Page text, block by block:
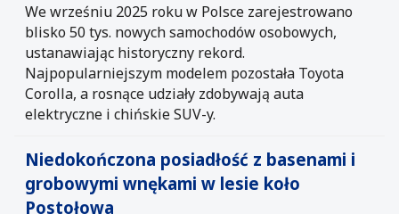
We wrześniu 2025 roku w Polsce zarejestrowano
blisko 50 tys. nowych samochodów osobowych,
ustanawiając historyczny rekord.
Najpopularniejszym modelem pozostała Toyota
Corolla, a rosnące udziały zdobywają auta
elektryczne i chińskie SUV-y.
Niedokończona posiadłość z basenami i
grobowymi wnękami w lesie koło
Postołowa